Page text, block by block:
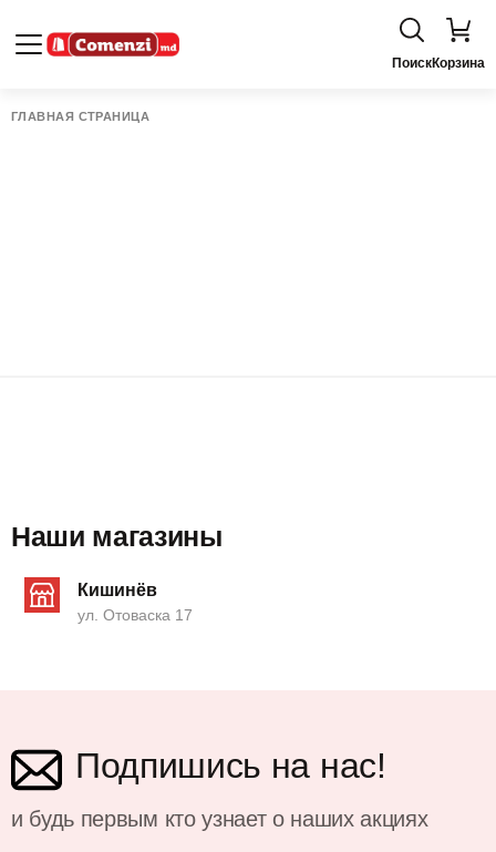
ПоискКорзина
ГЛАВНАЯ СТРАНИЦА
Наши магазины
Кишинёв
ул. Отоваска 17
Подпишись на нас!
и будь первым кто узнает о наших акциях